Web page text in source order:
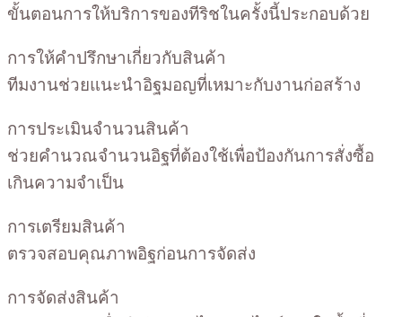
ขั้นตอนการให้บริการของทีริชในครั้งนี้ประกอบด้วย
การให้คำปรึกษาเกี่ยวกับสินค้า
ทีมงานช่วยแนะนำอิฐมอญที่เหมาะกับงานก่อสร้าง
การประเมินจำนวนสินค้า
ช่วยคำนวณจำนวนอิฐที่ต้องใช้เพื่อป้องกันการสั่งซื้อ
เกินความจำเป็น
การเตรียมสินค้า
ตรวจสอบคุณภาพอิฐก่อนการจัดส่ง
การจัดส่งสินค้า